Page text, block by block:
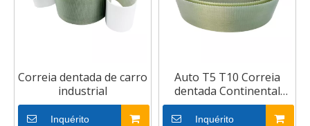
Correia dentada de carro
industrial
Inquérito
Auto T5 T10 Correia
dentada Continental
HTD de borracha PU
Inquérito